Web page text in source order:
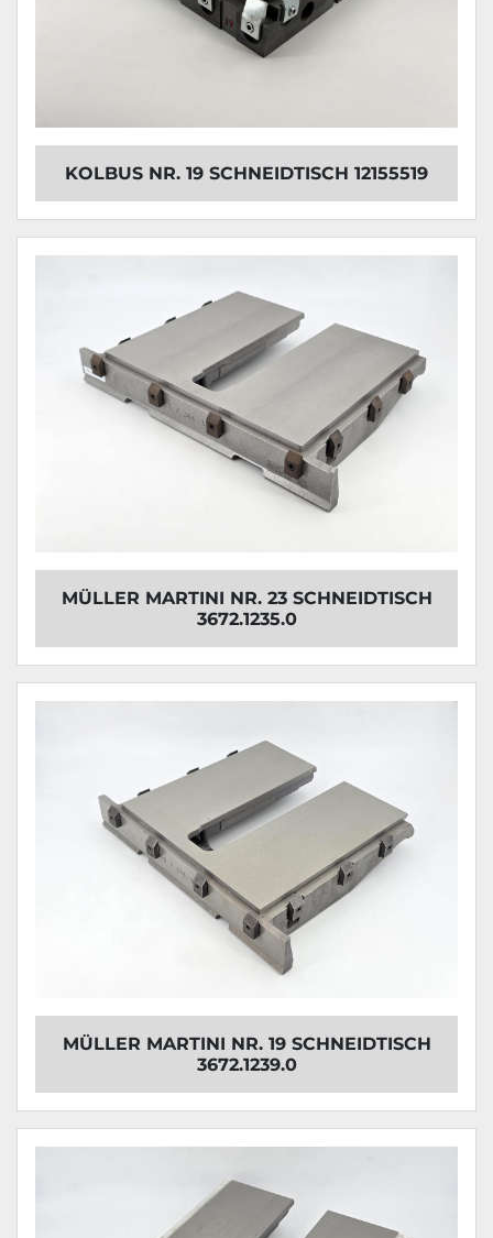
KOLBUS NR. 19 SCHNEIDTISCH 12155519
MÜLLER MARTINI NR. 23 SCHNEIDTISCH
3672.1235.0
MÜLLER MARTINI NR. 19 SCHNEIDTISCH
3672.1239.0